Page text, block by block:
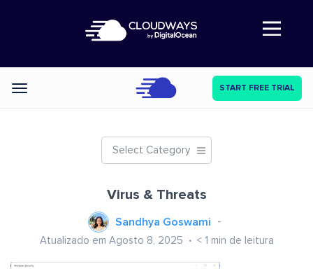
Abre a navegação
Categories START FREE TRIAL
Select Category
Virus & Threats
Sandhya Goswami
Atualizado em Agosto 8, 2025 < 1 min de leitura